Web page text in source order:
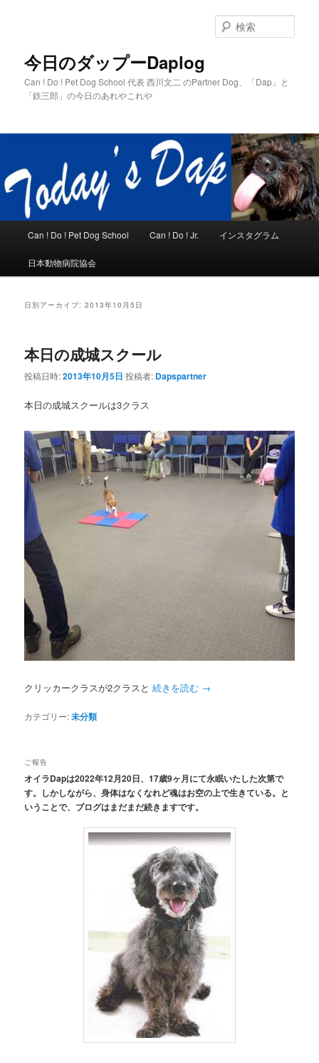
今日のダップーDaplog
Can ! Do ! Pet Dog School 代表 西川文二 のPartner Dog、「Dap」と
「鉄三郎」の今日のあれやこれや
索
Can ! Do ! Pet Dog School Can ! Do ! Jr. インスタグラム
日本動物病院協会
日別アーカイブ:2013年10月5日
本日の成城スクール
投稿日時:2013年10月5日 投稿者: Dapspartner
本日の成城スクールは3クラス
クリッカークラスが2クラスと続きを読む →
カテゴリー:未分類
ご報告
オイラDapは2022年12月20日、17歳9ヶ月にて永眠いたした次第で
す。しかしながら、身体はなくなれど魂はお空の上で生きている。と
いうことで、ブログはまだまだ続きますです。